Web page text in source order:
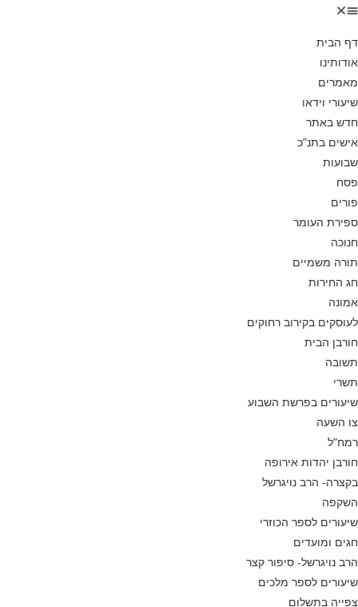
דף הבית
אודותינו
מאמרים
שיעורי וידאו
חדש באתר
אישים בתנ”כ
שבועות
פסח
פורים
ספירת העומר
חנוכה
תורה משמיים
חג החירות
אמונה
לעוסקים בקירוב רחוקים
חורבן הבית
תשובה
תשרי
שיעורים בפרשת השבוע
צו השעה
רמח”ל
חורבן יהדות אירופה
בקצרה- הרב נויגרשל
השקפה
שיעורים לספר הכוזרי
חגים ומועדים
הרב נויגרשל- סיפור קצר
שיעורים לספר מלכים
צפייה בתשלום